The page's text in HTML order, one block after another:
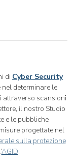
di Cyber Security
determinare le
attraverso scansioni
il nostro Studio
e le pubbliche
progettate nel
sulla protezione
AGID.